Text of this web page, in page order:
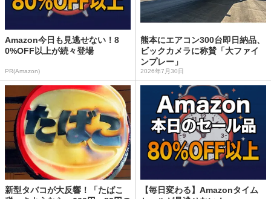
Amazon今日も見逃せない！8
0%OFF以上が続々登場
PR(Amazon)
熊本にエアコン300台即日納品、
ビックカメラに称賛「大ファイ
ンプレー」
2026年7月30日
新型タバコが大反響！「たばこ
【毎日変わる】Amazonタイム